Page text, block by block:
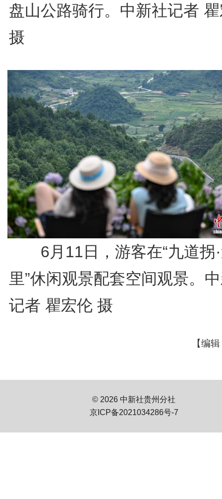
盘山公路骑行。中新社记者
摄
6月11日，游客在“九道拐
里”休闲观景配套空间观景。
记者 瞿宏伦 摄
【编
© 2026 中新社贵州分社
京ICP备2021034286号-7